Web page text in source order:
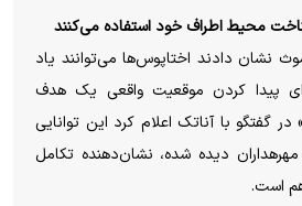
محیط اطراف خود استفاده می‌کنند
نشان دادند اختاپوس‌ها می‌توانند یاد
پیدا کردن موقعیت واقعی یک هدف
در گفتگو با آناتک اعلام کرد این توانایی
دیده شده، نشان‌دهنده تکامل
هم است.